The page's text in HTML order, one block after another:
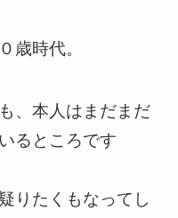
歳時代。
、本人はまだまだ
るところです
りたくもなってし